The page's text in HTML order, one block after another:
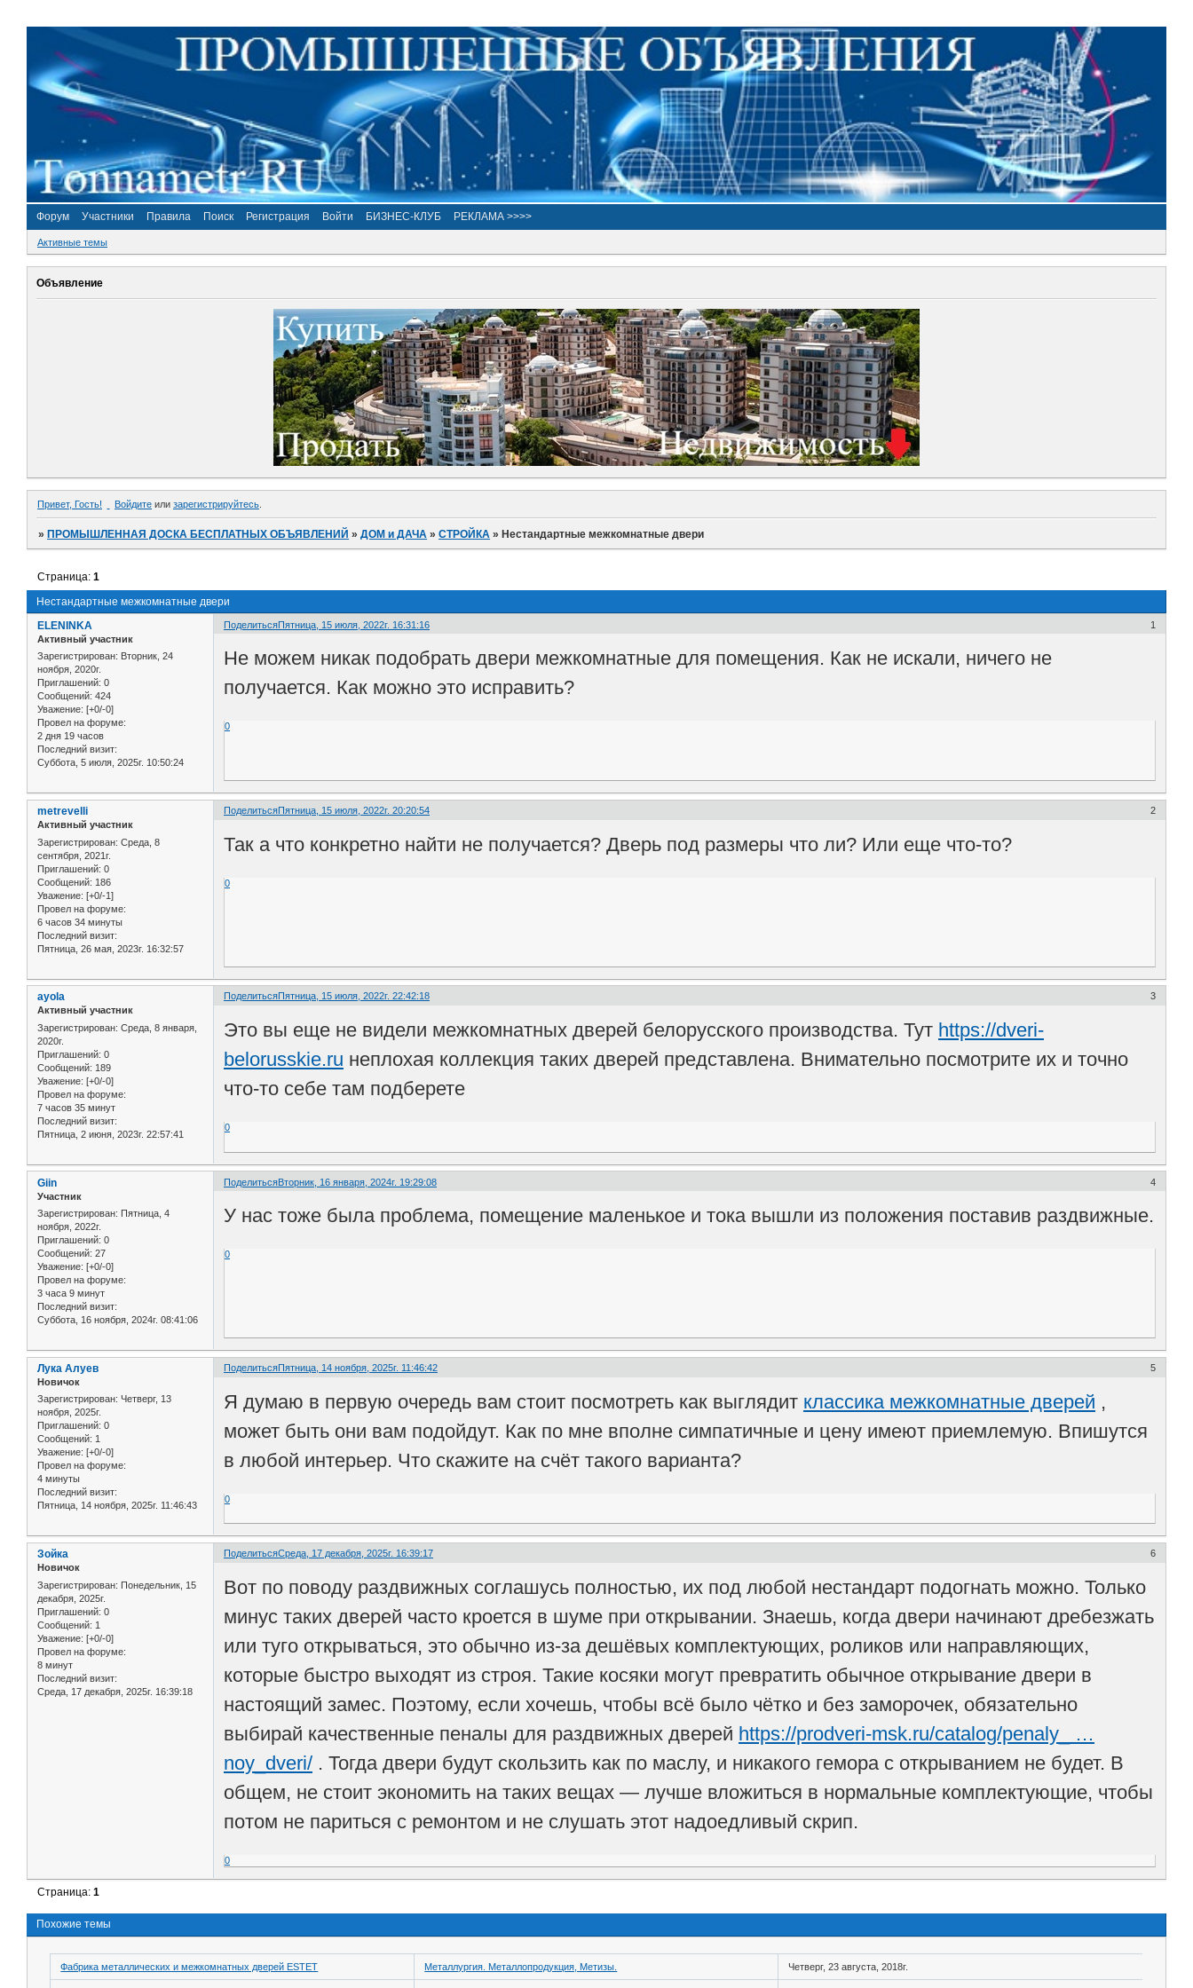
Форум Участники Правила Поиск Регистрация Войти БИЗНЕС-КЛУБ РЕКЛАМА >>>>
Активные темы
Объявление
Привет, Гость! Войдите или зарегистрируйтесь
»ПРОМЫШЛЕННАЯ ДОСКА БЕСПЛАТНЫХ ОБЪЯВЛЕНИЙ »ДОМ и ДАЧА »СТРОЙКА »Нестандартные межкомнатные двери
Нестандартные межкомнатные двери
Страница:1
Поделиться 1
Пятница, 15 июля, 2022г. 16:31:16
ELENINKA
Активный участник
Зарегистрирован: Вторник, 24
ноября, 2020г.
Приглашений: 0
Сообщений: 424
Уважение: [+0/-0]
Провел на форуме:
2 дня 19 часов
Последний визит:
Суббота, 5 июля, 2025г. 10:50:24
Не можем никак подобрать двери межкомнатные для помещения. Как не искали, ничего не
получается. Как можно это исправить?
0
Поделиться 2
Пятница, 15 июля, 2022г. 20:20:54
metrevelli
Активный участник
Зарегистрирован: Среда, 8
сентября, 2021г.
Приглашений: 0
Сообщений: 186
Уважение: [+0/-1]
Провел на форуме:
6 часов 34 минуты
Последний визит:
Пятница, 26 мая, 2023г. 16:32:57
Так а что конкретно найти не получается? Дверь под размеры что ли? Или еще что-то?
0
Поделиться 3
Пятница, 15 июля, 2022г. 22:42:18
ayola
Активный участник
Зарегистрирован: Среда, 8 января,
2020г.
Приглашений: 0
Сообщений: 189
Уважение: [+0/-0]
Провел на форуме:
7 часов 35 минут
Последний визит:
Пятница, 2 июня, 2023г. 22:57:41
Это вы еще не видели межкомнатных дверей белорусского производства. Тут https://dveri-
belorusskie.ru неплохая коллекция таких дверей представлена. Внимательно посмотрите их и точно
что-то себе там подберете
0
Поделиться 4
Вторник, 16 января, 2024г. 19:29:08
Giin
Участник
Зарегистрирован: Пятница, 4
ноября, 2022г.
Приглашений: 0
Сообщений: 27
Уважение: [+0/-0]
Провел на форуме:
3 часа 9 минут
Последний визит:
Суббота, 16 ноября, 2024г. 08:41:06
У нас тоже была проблема, помещение маленькое и тока вышли из положения поставив раздвижные.
0
Поделиться 5
Пятница, 14 ноября, 2025г. 11:46:42
Лука Алуев
Новичок
Зарегистрирован: Четверг, 13
ноября, 2025г.
Приглашений: 0
Сообщений: 1
Уважение: [+0/-0]
Провел на форуме:
4 минуты
Последний визит:
Пятница, 14 ноября, 2025г. 11:46:43
Я думаю в первую очередь вам стоит посмотреть как выглядит классика межкомнатные дверей ,
может быть они вам подойдут. Как по мне вполне симпатичные и цену имеют приемлемую. Впишутся
в любой интерьер. Что скажите на счёт такого варианта?
0
Поделиться 6
Среда, 17 декабря, 2025г. 16:39:17
Зойка
Новичок
Зарегистрирован: Понедельник, 15
декабря, 2025г.
Приглашений: 0
Сообщений: 1
Уважение: [+0/-0]
Провел на форуме:
8 минут
Последний визит:
Среда, 17 декабря, 2025г. 16:39:18
Вот по поводу раздвижных соглашусь полностью, их под любой нестандарт подогнать можно. Только
минус таких дверей часто кроется в шуме при открывании. Знаешь, когда двери начинают дребезжать
или туго открываться, это обычно из-за дешёвых комплектующих, роликов или направляющих,
которые быстро выходят из строя. Такие косяки могут превратить обычное открывание двери в
настоящий замес. Поэтому, если хочешь, чтобы всё было чётко и без заморочек, обязательно
выбирай качественные пеналы для раздвижных дверей https://prodveri-msk.ru/catalog/penaly_ …
noy_dveri/ . Тогда двери будут скользить как по маслу, и никакого гемора с открыванием не будет. В
общем, не стоит экономить на таких вещах — лучше вложиться в нормальные комплектующие, чтобы
потом не париться с ремонтом и не слушать этот надоедливый скрип.
0
Страница:1
Похожие темы
Фабрика металлических и межкомнатных дверей ESTET Металлургия. Металлопродукция, Метизы. Четверг, 23 августа, 2018г.